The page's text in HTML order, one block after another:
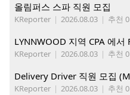
올림퍼스 스파 직원 모집
KReporter | 2026.08.03 | 추천 0
KReporter | 2026.08.03 | 추천 0
Delivery Driver 직원 모집
KReporter | 2026.08.03 | 추천 0